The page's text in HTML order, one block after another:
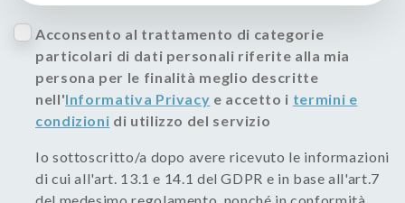
Acconsento al trattamento di categorie
particolari di dati personali riferite alla mia
persona per le finalità meglio descritte
nell'Informativa Privacy e accetto i termini e
condizioni di utilizzo del servizio
Io sottoscritto/a dopo avere ricevuto le informazioni
di cui all'art. 13.1 e 14.1 del GDPR e in base all'art.7